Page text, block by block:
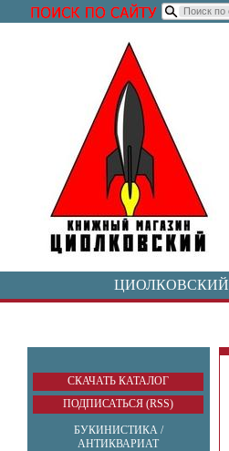
ЦИОЛКОВСКИЙ
СКАЧАТЬ КАТАЛОГ
ПОДПИСАТЬСЯ (RSS)
БУКИНИСТИКА /
АНТИКВАРИАТ